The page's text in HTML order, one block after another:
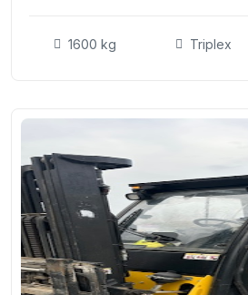
1600 kg Triplex